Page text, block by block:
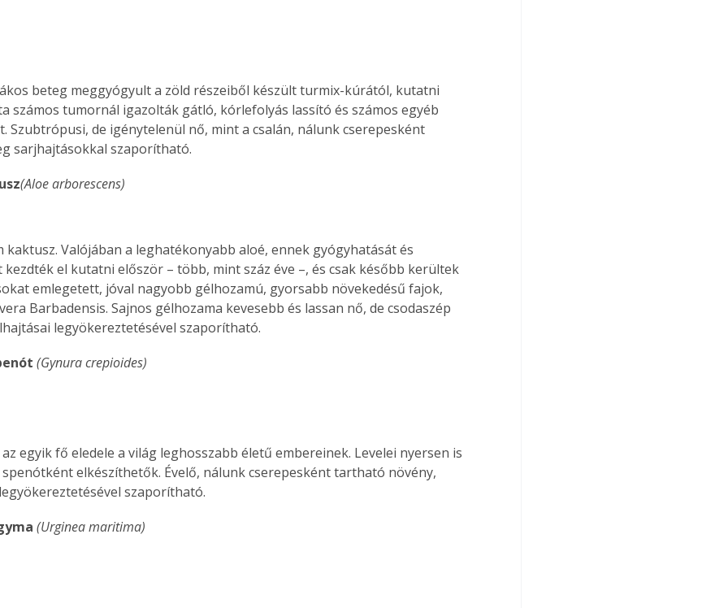
beteg meggyógyult a zöld részeiből készült turmix-kúrától, kutatni
számos tumornál igazolták gátló, kórlefolyás lassító és számos egyéb
Szubtrópusi, de igénytelenül nő, mint a csalán, nálunk cserepesként
sarjhajtásokkal szaporítható.
(Aloe arborescens)
kaktusz. Valójában a leghatékonyabb aloé, ennek gyógyhatását és
el kutatni először – több, mint száz éve –, és csak később kerültek
emlegetett, jóval nagyobb gélhozamú, gyorsabb növekedésű fajok,
Barbadensis. Sajnos gélhozama kevesebb és lassan nő, de csodaszép
legyökereztetésével szaporítható.
(Gynura crepioides)
egyik fő eledele a világ leghosszabb életű embereinek. Levelei nyersen is
elkészíthetők. Évelő, nálunk cserepesként tartható növény,
szaporítható.
(Urginea maritima)